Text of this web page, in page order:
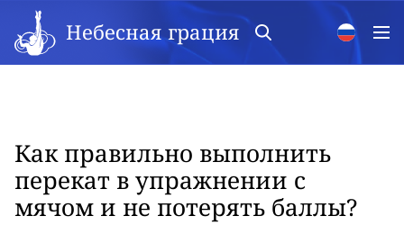
Небесная грация
Как правильно выполнить
перекат в упражнении с
мячом и не потерять баллы?